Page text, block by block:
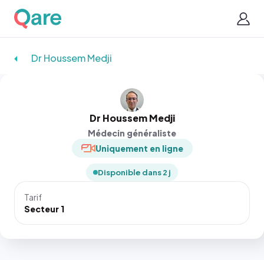
Dr Houssem Medji
Dr Houssem Medji
Médecin généraliste
Uniquement en ligne
Disponible dans 2 j
Tarif
Secteur 1